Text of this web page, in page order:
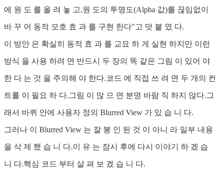
에 원 도 를 올 려 놓 고,원 도의 투명도(Alpha 값)를 끊임없이
바 꾸 어 동적 모호 효 과 를 구현 한다"고 덧 붙 였 다.
이 방안 은 확실히 동적 효 과 를 교묘 하 게 실현 하지만 이런
방식 을 사용 하려 면 반드시 두 장의 똑 같은 그림 이 있어 야
한 다 는 것 을 주의해 야 한다.코드 에 직접 쓰 려 면 두 개의 컨
트롤 이 필요 하 다.그림 이 많 으 면 분명 바람 직 하지 않다.그
래서 바퀴 안에 사용자 정의 Blurred View 가 있 습 니 다.
그러나 이 Blurred View 는 잘 봉 인 된 것 이 아니 라 일부 내용
을 삭 제 했 습 니 다.이 유 는 잠시 후에 다시 이야기 하 겠 습
니 다.핵심 코드 부터 살 펴 보 겠 습 니 다.